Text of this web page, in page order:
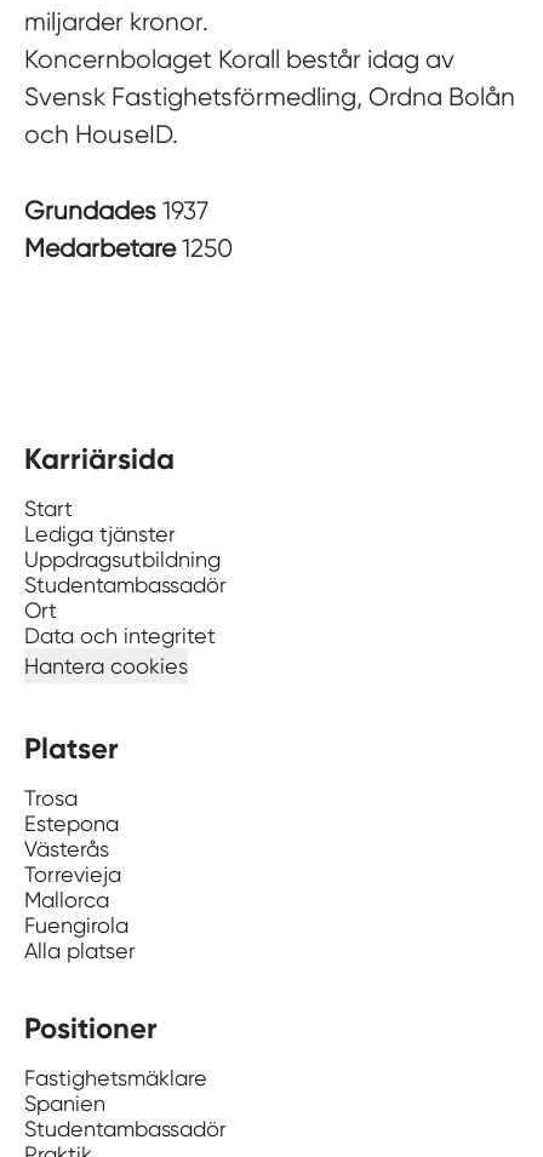
miljarder kronor.
Koncernbolaget Korall består idag av
Svensk Fastighetsförmedling, Ordna Bolån
och HouseID.
Grundades 1937
Medarbetare1250
Karriärsida
Start
Lediga tjänster
Uppdragsutbildning
Studentambassadör
Ort
Data och integritet
Hantera cookies
Platser
Trosa
Estepona
Västerås
Torrevieja
Mallorca
Fuengirola
Alla platser
Positioner
Fastighetsmäklare
Spanien
Studentambassadör